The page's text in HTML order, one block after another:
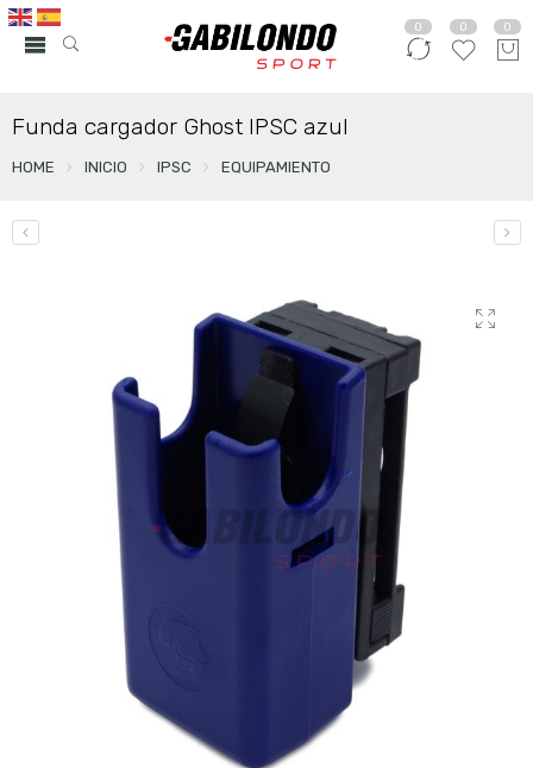
0 0 0
Funda cargador Ghost IPSC azul
HOME INICIO IPSC EQUIPAMIENTO